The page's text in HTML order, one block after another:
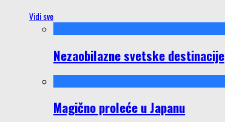
Vidi sve
Nezaobilazne svetske destinacije
Magično proleće u Japanu